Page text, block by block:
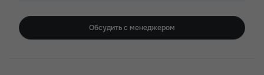
Обсудить с менеджером